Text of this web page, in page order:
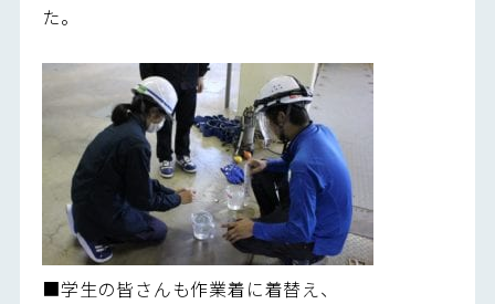
た。
■学生の皆さんも作業着に着替え、